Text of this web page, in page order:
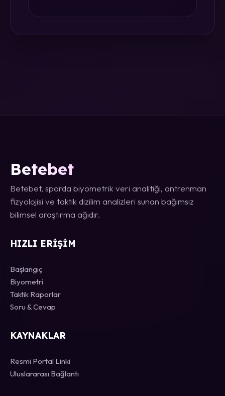
Betebet
Betebet, sporda biyometrik veri analitiği, antrenman
fizyolojisi ve taktik dizilim analizleri sunan bağımsız
bilimsel araştırma ağıdır.
HIZLI ERIŞIM
Başlangıç
Biyometri
Taktik Raporlar
Soru & Cevap
KAYNAKLAR
Resmi Portal Linki
Uluslararası Bağlantı